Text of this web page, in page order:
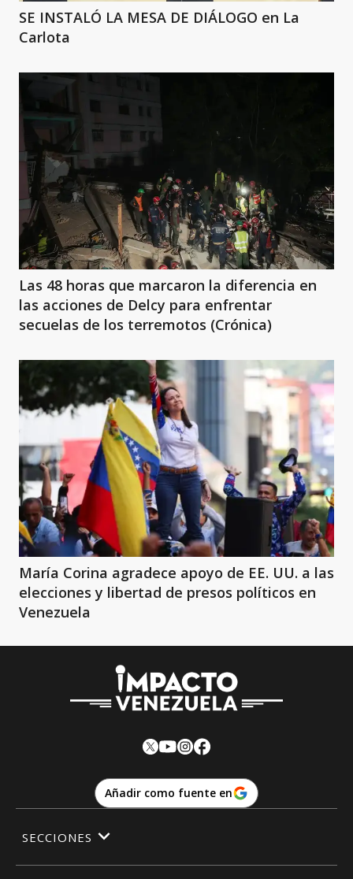
SE INSTALÓ LA MESA DE DIÁLOGO en La
Carlota
Las 48 horas que marcaron la diferencia en
las acciones de Delcy para enfrentar
secuelas de los terremotos (Crónica)
María Corina agradece apoyo de EE. UU. a las
elecciones y libertad de presos políticos en
Venezuela
Añadir como fuente en
SECCIONES